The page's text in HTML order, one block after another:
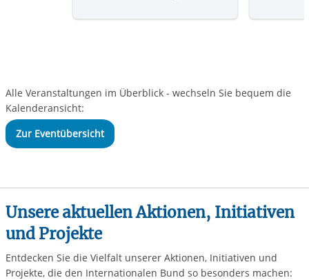
Alle Veranstaltungen im Überblick - wechseln Sie bequem die
Kalenderansicht:
Zur Eventübersicht
Unsere aktuellen Aktionen, Initiativen
und Projekte
Entdecken Sie die Vielfalt unserer Aktionen, Initiativen und
Projekte, die den Internationalen Bund so besonders machen: